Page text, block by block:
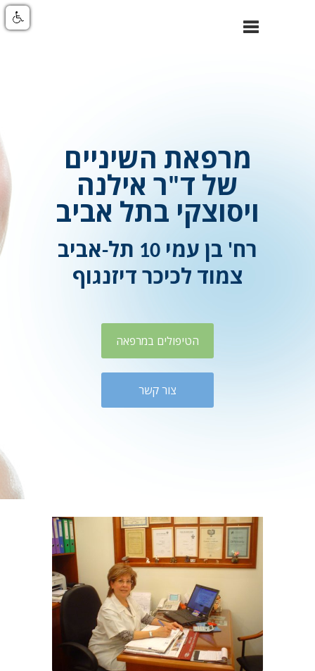
סגור
מרפאת השיניים
של ד"ר אילנה
ויסוצקי בתל אביב
רח' בן עמי 10 תל-אביב
צמוד לכיכר דיזנגוף
הטיפולים במרפאה
צור קשר